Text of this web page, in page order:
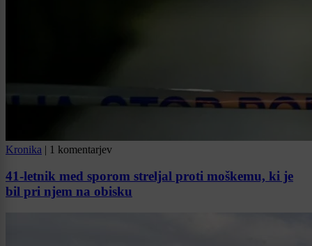
Kronika | 1 komentarjev
41-letnik med sporom streljal proti moškemu, ki je
bil pri njem na obisku